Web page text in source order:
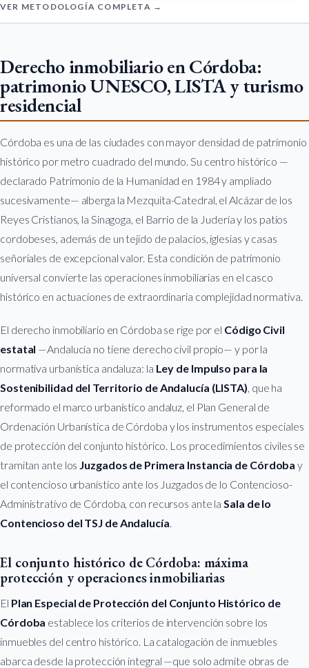
VER METODOLOGÍA COMPLETA →
Derecho inmobiliario en Córdoba:
patrimonio UNESCO, LISTA y turismo
residencial
Córdoba es una de las ciudades con mayor densidad de patrimonio
histórico por metro cuadrado del mundo. Su centro histórico —
declarado Patrimonio de la Humanidad en 1984 y ampliado
sucesivamente— alberga la Mezquita-Catedral, el Alcázar de los
Reyes Cristianos, la Sinagoga, el Barrio de la Judería y los patios
cordobeses, además de un tejido de palacios, iglesias y casas
señoriales de excepcional valor. Esta condición de patrimonio
universal convierte las operaciones inmobiliarias en el casco
histórico en actuaciones de extraordinaria complejidad normativa.
El derecho inmobiliario en Córdoba se rige por el Código Civil
estatal —Andalucía no tiene derecho civil propio— y por la
normativa urbanística andaluza: la Ley de Impulso para la
Sostenibilidad del Territorio de Andalucía (LISTA), que ha
reformado el marco urbanístico andaluz, el Plan General de
Ordenación Urbanística de Córdoba y los instrumentos especiales
de protección del conjunto histórico. Los procedimientos civiles se
tramitan ante los Juzgados de Primera Instancia de Córdoba y
el contencioso urbanístico ante los Juzgados de lo Contencioso-
Administrativo de Córdoba, con recursos ante laSala de lo
Contencioso del TSJ de Andalucía.
El conjunto histórico de Córdoba: máxima
protección y operaciones inmobiliarias
El Plan Especial de Protección del Conjunto Histórico de
Córdoba establece los criterios de intervención sobre los
inmuebles del centro histórico. La catalogación de inmuebles
abarca desde la protección integral —que solo admite obras de